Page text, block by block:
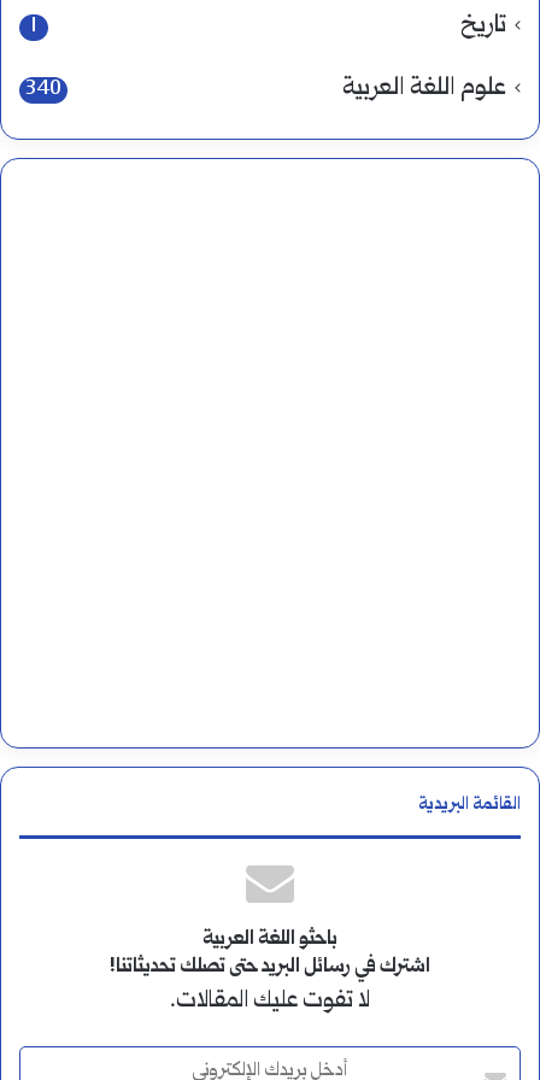
تاريخ 1
علوم اللغة العربية 340
القائمة البريدية
باحثو اللغة العربية
اشترك في رسائل البريد حتى تصلك تحديثاتنا!
لا تفوت عليك المقالات.